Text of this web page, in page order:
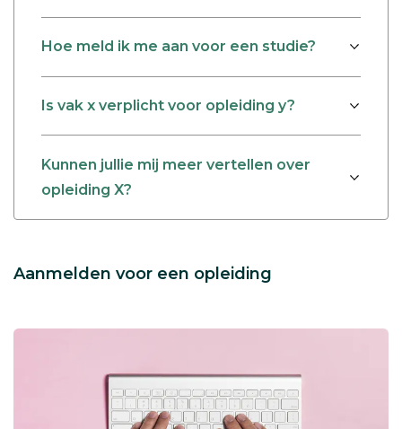
Hoe meld ik me aan voor een studie?
Is vak x verplicht voor opleiding y?
Kunnen jullie mij meer vertellen over
opleiding X?
Aanmelden voor een opleiding